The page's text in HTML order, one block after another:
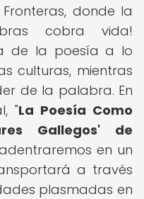
Fronteras, donde la
cobra vida!
de la poesía a lo
culturas, mientras
de la palabra. En
"La Poesía Como
Gallegos' de
en un
a través
plasmadas en